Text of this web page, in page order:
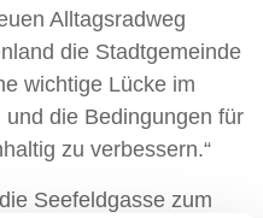
Alltagsradweg
die Stadtgemeinde
wichtige Lücke im
die Bedingungen für
zu verbessern.“
Seefeldgasse zum